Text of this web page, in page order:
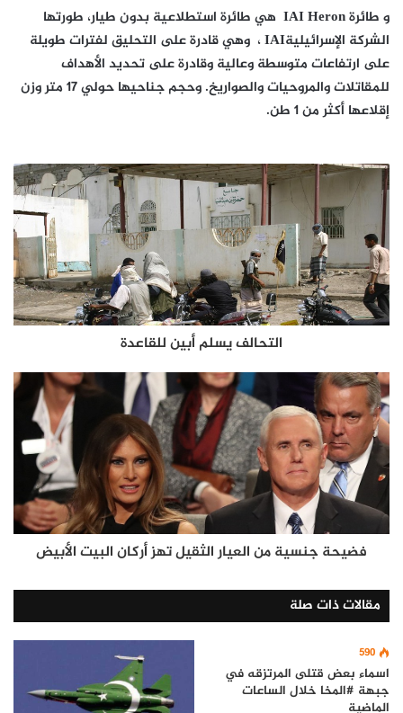
و طائرةIAI Heron هي طائرة استطلاعية بدون طيار، طورتها
الشركة الإسرائيليةIAI، وهي قادرة على التحليق لفترات طويلة
على ارتفاعات متوسطة وعالية وقادرة على تحديد الأهداف
للمقاتلات والمروحيات والصواريخ. وحجم جناحيها حولي 17 متر وزن
إقلاعها أكثر من 1 طن
.
التحالف يسلم أبين للقاعدة
فضيحة جنسية من العيار الثقيل تهز أركان البيت الأبيض
مقالات ذات صلة
590
اسماء بعض قتلى المرتزقه في
جبهة #المخا خلال الساعات
الماضية